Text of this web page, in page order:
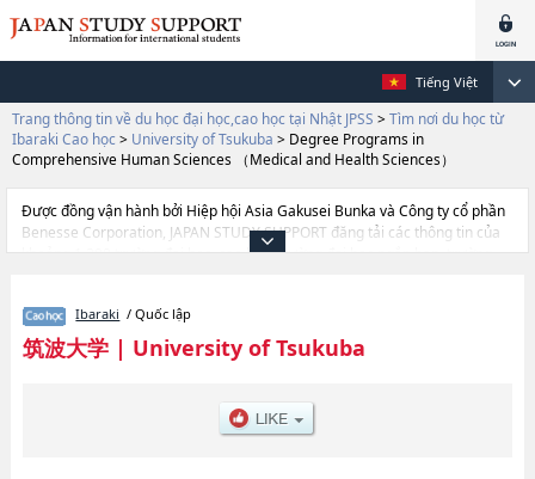
Tiếng Việt
Trang thông tin về du học đại học,cao học tại Nhật JPSS > Tìm nơi du học từ
Ibaraki Cao học > University of Tsukuba > Degree Programs in
Comprehensive Human Sciences （Medical and Health Sciences）
Được đồng vận hành bởi Hiệp hội Asia Gakusei Bunka và Công ty cổ phần
Benesse Corporation, JAPAN STUDY SUPPORT đăng tải các thông tin của
khoảng 1.300 trường đại học, cao học, trường đại học ngắn hạn, trường
cần thiết dành cho du học sinh, như là về các Degree Programs in Life and
Earth ScienceshoặcDegree Programs in Pure and Applied
ScienceshoặcDegree Programs in Systems and Information
Programs in Humanities and Social ScienceshoặcDegree Programs in
Comprehensive Human Sciences（Informatics）hoặcDegree Programs in
Ibaraki / Quốc lập
筑波大学| University of Tsukuba